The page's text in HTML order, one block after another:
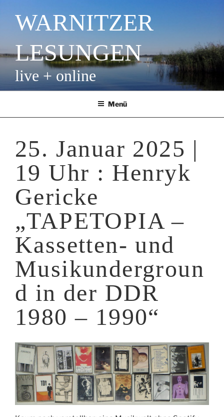
Inhalt
springenWARNITZER
LESUNGEN
live + online
Menü
25. Januar 2025 |
19 Uhr : Henryk
Gericke
„TAPETOPIA –
Kassetten- und
Musikundergroun
d in der DDR
1980 – 1990“